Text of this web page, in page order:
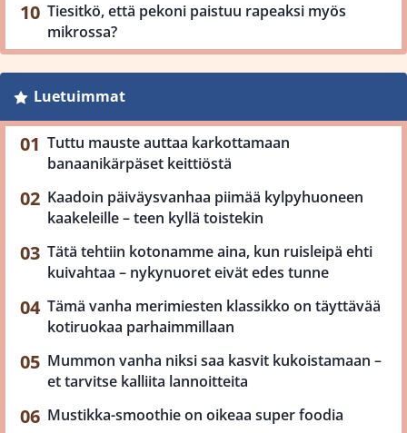
Tiesitkö, että pekoni paistuu rapeaksi myös
mikrossa?
Luetuimmat
Tuttu mauste auttaa karkottamaan
banaanikärpäset keittiöstä
Kaadoin päiväysvanhaa piimää kylpyhuoneen
kaakeleille – teen kyllä toistekin
Tätä tehtiin kotonamme aina, kun ruisleipä ehti
kuivahtaa – nykynuoret eivät edes tunne
Tämä vanha merimiesten klassikko on täyttävää
kotiruokaa parhaimmillaan
Mummon vanha niksi saa kasvit kukoistamaan –
et tarvitse kalliita lannoitteita
Mustikka-smoothie on oikeaa super foodia